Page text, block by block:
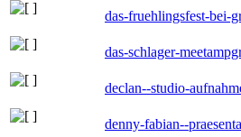
das-fruehlingsfest-bei-
das-schlager-
declan--studio-
denny-fabian--